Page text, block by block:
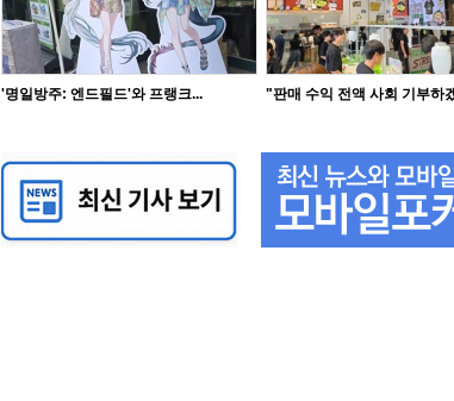
'명일방주: 엔드필드'와 프랭크... "판매 수익 전액 사회 기부하